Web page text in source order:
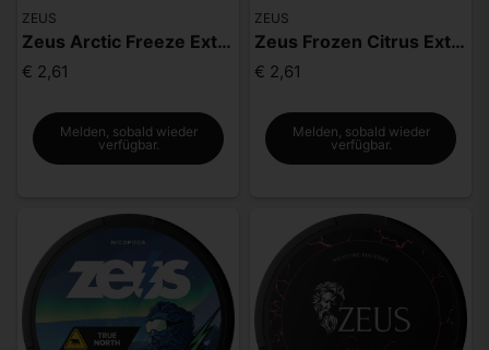
ZEUS
Zeus Arctic Freeze Extra Strong
€ 2,61
Melden, sobald wieder
verfügbar.
ZEUS
Zeus Frozen Citrus Extra Strong
€ 2,61
Melden, sobald wieder
verfügbar.